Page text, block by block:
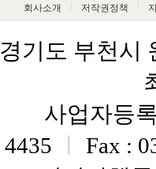
회사소개 저작권정책
경기도 부천시
사업자등
4435 ㅣFax :